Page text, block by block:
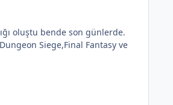
oluştu bende son günlerde.
Siege,Final Fantasy ve